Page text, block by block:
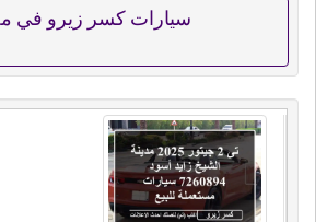
سيارات كسر زيرو في